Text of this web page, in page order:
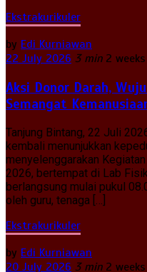
Ekstrakurikuler
by Edi Kurniawan
22 July 2026 3 min 2 weeks
Aksi Donor Darah,
Semangat
Tanjung Bintang, 22 Juli
kembali menunjukkan
menyelenggarakan
2026, bertempat di Lab
berlangsung mulai pukul
oleh guru, tenaga […]
Ekstrakurikuler
by Edi Kurniawan
20 July 2026 3 min 2 weeks